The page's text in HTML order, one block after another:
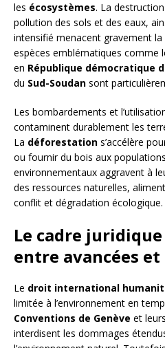
les écosystèmes. La
pollution des sols et des eaux,
intensifié menacent gravement la
espèces emblématiques comme
en République démocratique
du Sud-Soudan sont
Les bombardements et
contaminent durablement les
La déforestation s’accélère
ou fournir du bois aux
environnementaux aggravent à
des ressources naturelles,
conflit et dégradation écologique.
Le cadre
entre avancées et
Le droit international
limitée à l’environnement en
Conventions de Genève et leurs
interdisent les dommages